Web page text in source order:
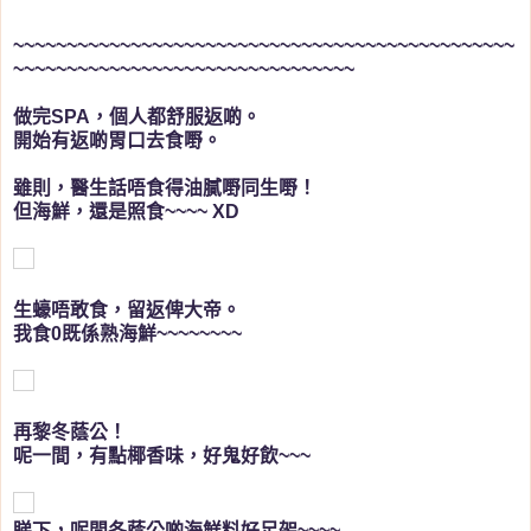
~~~~~~~~~~~~~~~~~~~~~~~~~~~~~~~~~~~~~~~~~~~~~~~
~~~~~~~~~~~~~~~~~~~~~~~~~~~~~~~~
做完SPA，個人都舒服返啲。
開始有返啲胃口去食嘢。
雖則，醫生話唔食得油膩嘢同生嘢！
但海鮮，還是照食~~~~ XD
生蠔唔敢食，留返俾大帝。
我食0既係熟海鮮~~~~~~~~
再黎冬蔭公！
呢一間，有點椰香味，好鬼好飲~~~